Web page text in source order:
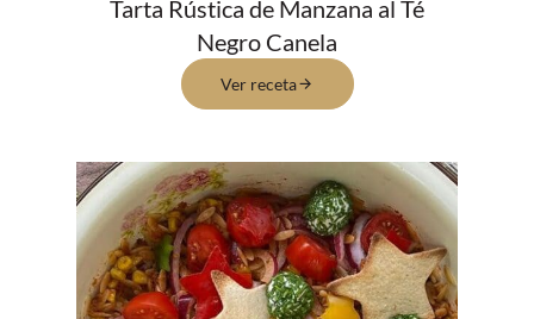
Tarta Rústica de Manzana al Té
Negro Canela
Ver receta